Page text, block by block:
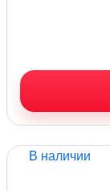
В наличии